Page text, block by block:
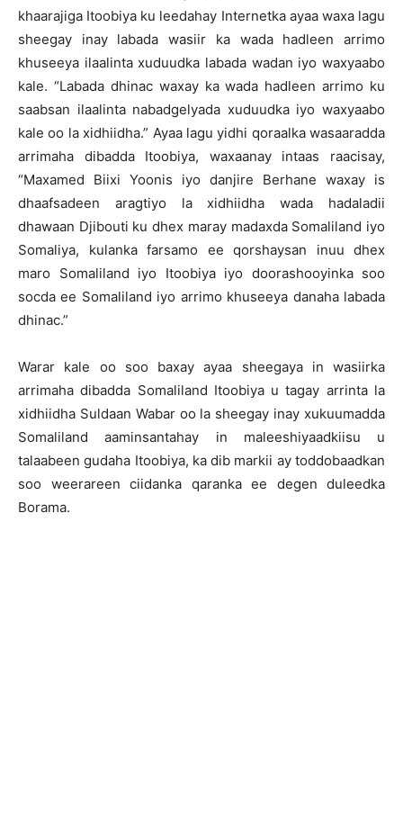
khaarajiga Itoobiya ku leedahay Internetka ayaa waxa lagu
sheegay inay labada wasiir ka wada hadleen arrimo
khuseeya ilaalinta xuduudka labada wadan iyo waxyaabo
kale. “Labada dhinac waxay ka wada hadleen arrimo ku
saabsan ilaalinta nabadgelyada xuduudka iyo waxyaabo
kale oo la xidhiidha.” Ayaa lagu yidhi qoraalka wasaaradda
arrimaha dibadda Itoobiya, waxaanay intaas raacisay,
“Maxamed Biixi Yoonis iyo danjire Berhane waxay is
dhaafsadeen aragtiyo la xidhiidha wada hadaladii
dhawaan Djibouti ku dhex maray madaxda Somaliland iyo
Somaliya, kulanka farsamo ee qorshaysan inuu dhex
maro Somaliland iyo Itoobiya iyo doorashooyinka soo
socda ee Somaliland iyo arrimo khuseeya danaha labada
dhinac.”
Warar kale oo soo baxay ayaa sheegaya in wasiirka
arrimaha dibadda Somaliland Itoobiya u tagay arrinta la
xidhiidha Suldaan Wabar oo la sheegay inay xukuumadda
Somaliland aaminsantahay in maleeshiyaadkiisu u
talaabeen gudaha Itoobiya, ka dib markii ay toddobaadkan
soo weerareen ciidanka qaranka ee degen duleedka
Borama.